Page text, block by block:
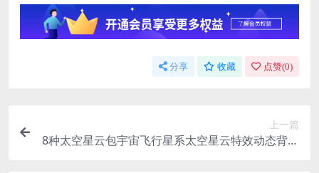
分享 收藏 点赞(0)
上一篇
8种太空星云包宇宙飞行星系太空星云特效动态背景